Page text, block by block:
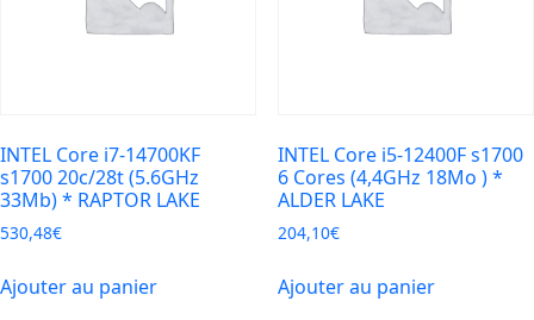
INTEL Core i7-14700KF
s1700 20c/28t (5.6GHz
33Mb) * RAPTOR LAKE
530,48€
Ajouter au panier
INTEL Core i5-12400F s1700
6 Cores (4,4GHz 18Mo ) *
ALDER LAKE
204,10€
Ajouter au panier